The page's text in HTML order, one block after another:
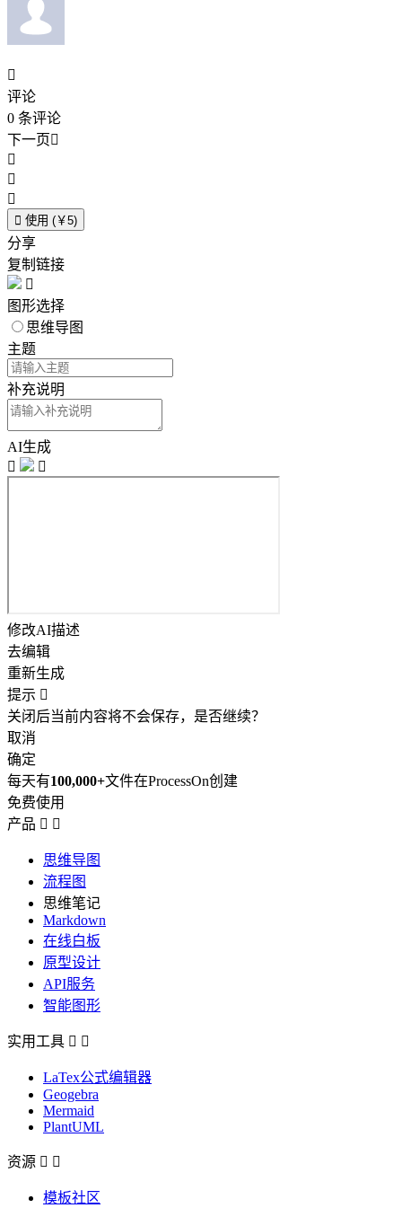

评论
0 条评论
下一页



 使用 (￥5)
分享
复制链接

图形选择
思维导图
主题
补充说明
AI生成


修改AI描述
去编辑
重新生成
提示 
关闭后当前内容将不会保存，是否继续？
取消
确定
每天有100,000+文件在ProcessOn创建
免费使用
产品  
思维导图
流程图
思维笔记
Markdown
在线白板
原型设计
API服务
智能图形
实用工具  
LaTex公式编辑器
Geogebra
Mermaid
PlantUML
资源  
模板社区